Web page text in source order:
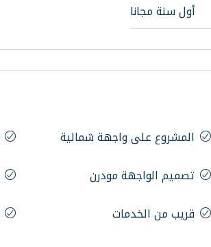
أول سنة مجانا
المشروع على واجهة شمالية
تصميم الواجهة مودرن
قريب من الخدمات